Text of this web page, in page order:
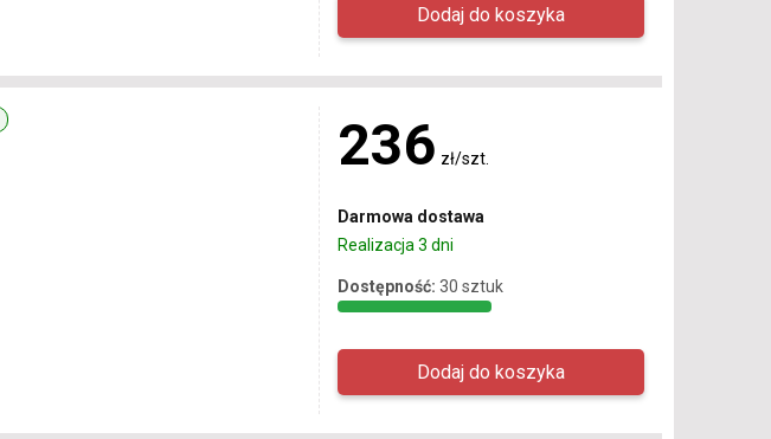
236 zł/szt.
Darmowa dostawa
Realizacja 3 dni
Dostępność: 30 sztuk